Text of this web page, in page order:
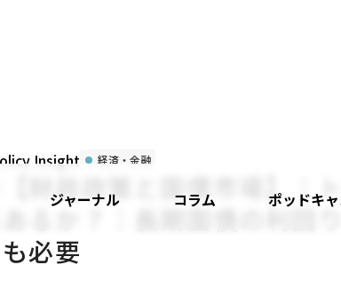
ジャーナル コラム ポッドキ
Insight 経済・金融
財政政策と国債市場】：
るか？：長期国債の利回
必要